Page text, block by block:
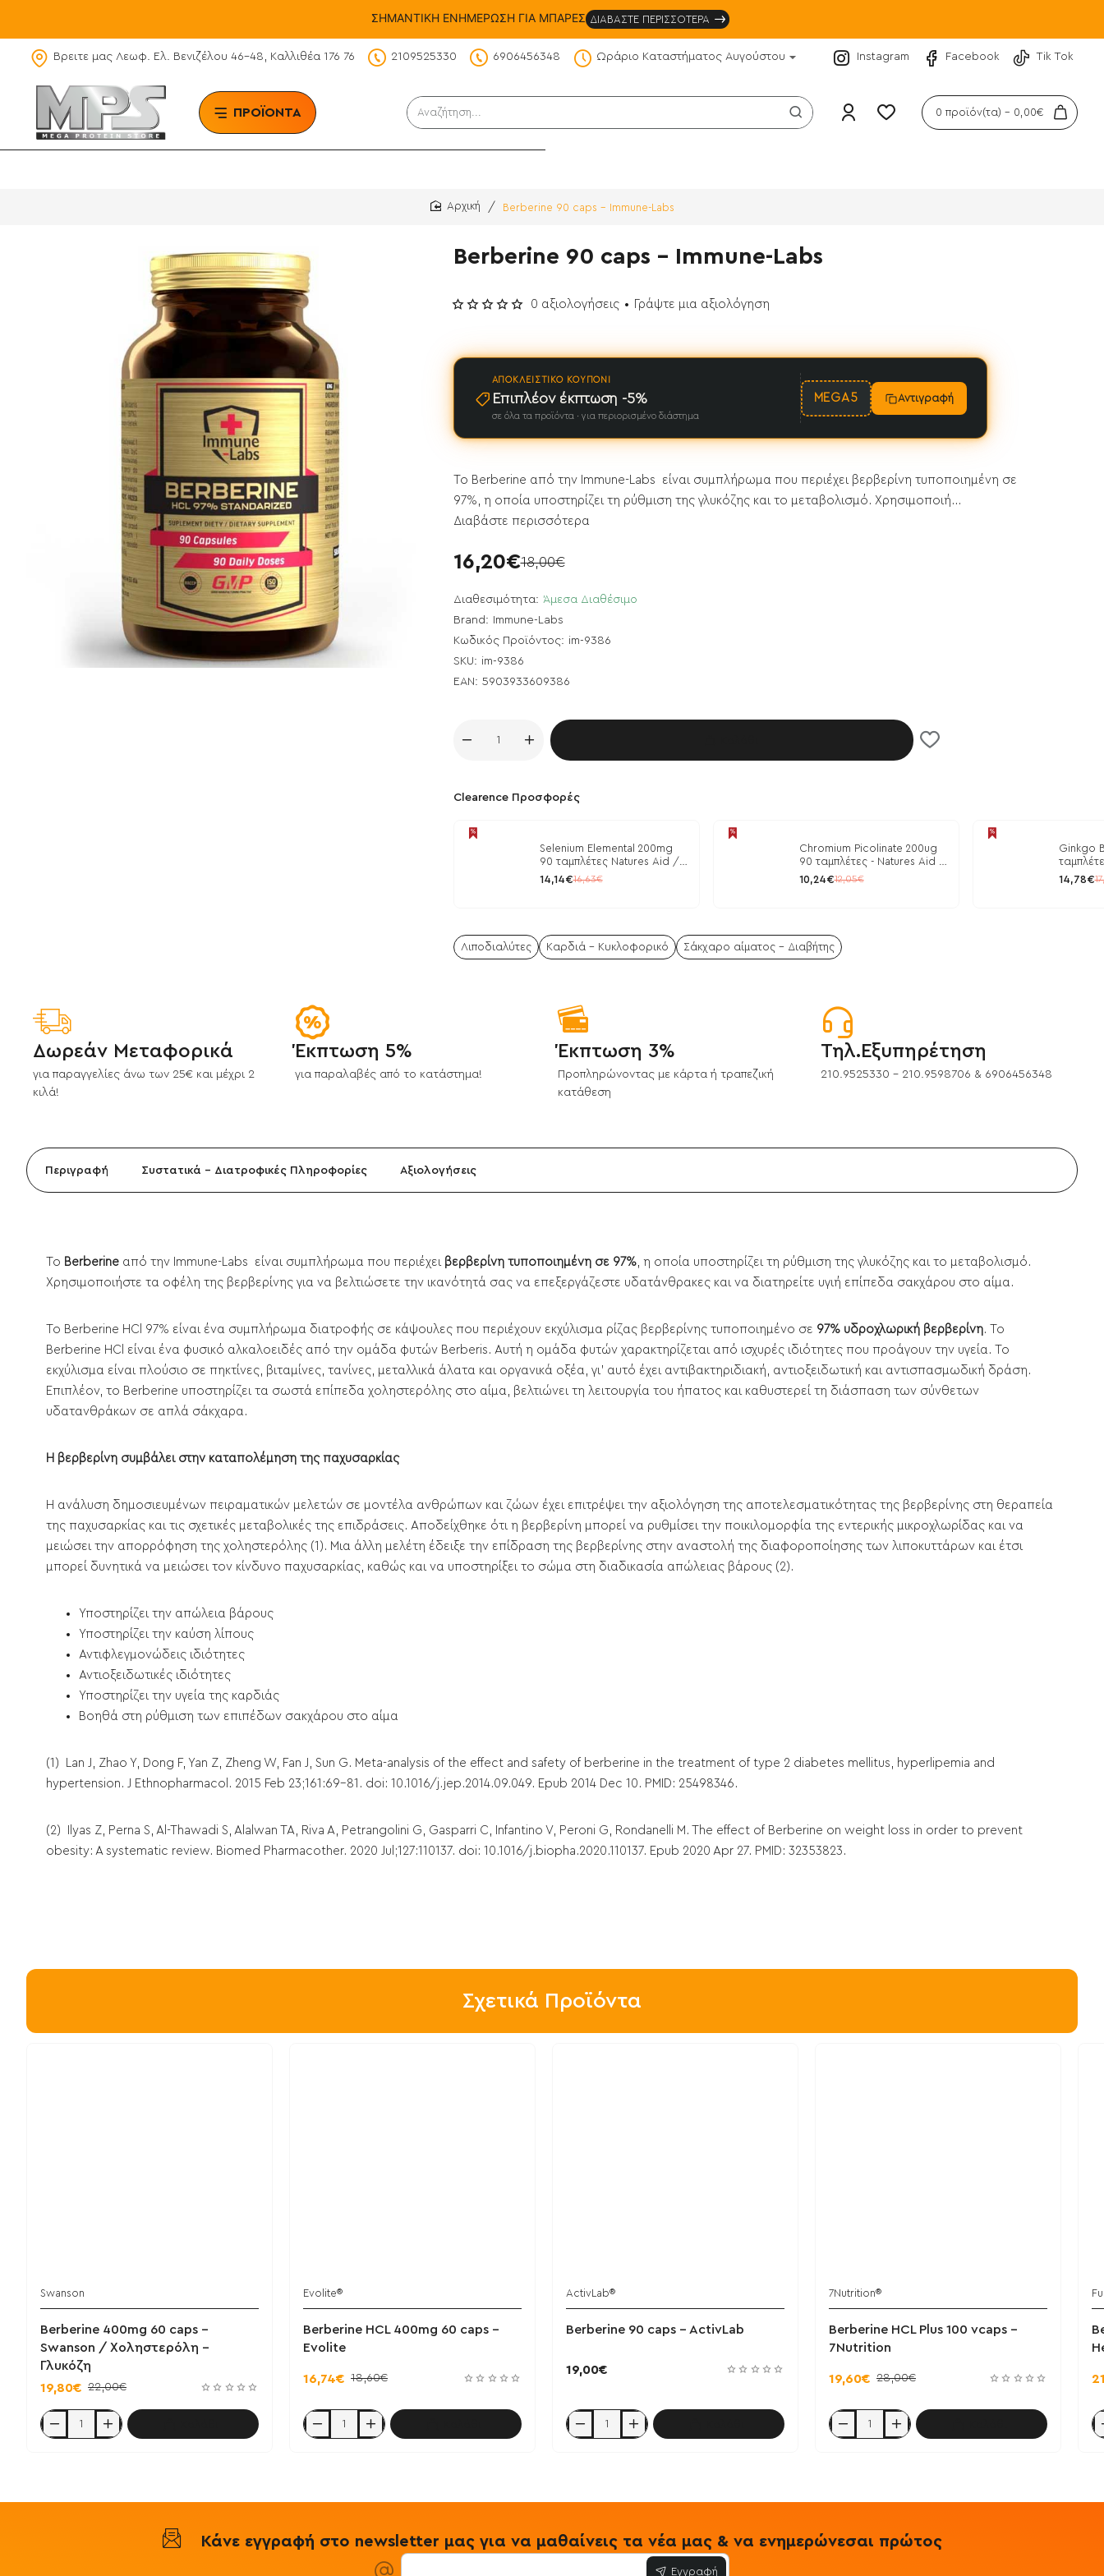
ΣΗΜΑΝΤΙΚΗ ΕΝΗΜΕΡΩΣΗ ΓΙΑ ΜΠΑΡΕΣ ΔΙΑΒΑΣΤΕ ΠΕΡΙΣΣΟΤΕΡΑ
Βρειτε μας Λεωφ. Ελ. Βενιζέλου 46-48, Καλλιθέα 176 76 2109525330 6906456348 Ωράριο Καταστήματος Αυγούστου Instagram Facebook Tik Tok
ΠΡΟΪΟΝΤΑ Αναζήτηση... 0 προϊόν(τα) - 0,00€
Berberine 90 caps - Immune-Labs
Berberine 90 caps - Immune-Labs
ΑΠΟΚΛΕΙΣΤΙΚΌ ΚΟΥΠΌΝΙ
Επιπλέον έκπτωση -5%
σε όλα τα προϊόντα · για περιορισμένο διάστημα
MEGA5 Αντιγραφή
Το Berberine από την Immune-Labs είναι συμπλήρωμα που περιέχει βερβερίνη τυποποιημένη σε
97%, η οποία υποστηρίζει τη ρύθμιση της γλυκόζης και το μεταβολισμό. Χρησιμοποιή...
Διαβάστε περισσότερα
Διαθεσιμότητα: Άμεσα Διαθέσιμο
Brand:
Immune-Labs
Κωδικός Προϊόντος: im-9386
SKU: im-9386
EAN: 5903933609386
0 αξιολογήσεις • Γράψτε μια αξιολόγηση
16,20€18,00€
Clearence Προσφορές
Selenium Elemental 200mg
90 ταμπλέτες Natures Aid /
Μέταλλα
14,14€16,63€
Chromium Picolinate 200ug
90 ταμπλέτες - Natures Aid /
Ρύθμιση Γλυκόζης
10,24€12,05€
Ginkgo
14,78€
Λιποδιαλύτες Καρδιά - Κυκλοφορικό Σάκχαρο αίματος - Διαβήτης
Δωρεάν Μεταφορικά
για παραγγελίες άνω των 25€ και μέχρι 2
κιλά!
Έκπτωση 5%
για παραλαβές από το κατάστημα!
Έκπτωση 3%
Προπληρώνοντας με κάρτα ή τραπεζική
κατάθεση
Τηλ.Εξυπηρέτηση
210.9525330 - 210.9598706 & 6906456348
Περιγραφή Συστατικά - Διατροφικές Πληροφορίες Αξιολογήσεις
Το Berberine από την Immune-Labs είναι συμπλήρωμα που περιέχει βερβερίνη τυποποιημένη σε 97% , η οποία υποστηρίζει τη ρύθμιση της γλυκόζης και το μεταβολισμό.
Χρησιμοποιήστε τα οφέλη της βερβερίνης για να βελτιώσετε την ικανότητά σας να επεξεργάζεστε υδατάνθρακες και να διατηρείτε υγιή επίπεδα σακχάρου στο αίμα.
Το Berberine HCl 97% είναι ένα συμπλήρωμα διατροφής σε κάψουλες που περιέχουν εκχύλισμα ρίζας βερβερίνης τυποποιημένο σε 97% υδροχλωρική βερβερίνη. Το
Berberine HCl είναι ένα φυσικό αλκαλοειδές από την ομάδα φυτών Berberis. Αυτή η ομάδα φυτών χαρακτηρίζεται από ισχυρές ιδιότητες που προάγουν την υγεία. Το
εκχύλισμα είναι πλούσιο σε πηκτίνες, βιταμίνες, τανίνες, μεταλλικά άλατα και οργανικά οξέα, γι' αυτό έχει αντιβακτηριδιακή, αντιοξειδωτική και αντισπασμωδική δράση.
Επιπλέον, το Berberine υποστηρίζει τα σωστά επίπεδα χοληστερόλης στο αίμα, βελτιώνει τη λειτουργία του ήπατος και καθυστερεί τη διάσπαση των σύνθετων
υδατανθράκων σε απλά σάκχαρα.
Η βερβερίνη συμβάλει στην καταπολέμηση της παχυσαρκίας
Η ανάλυση δημοσιευμένων πειραματικών μελετών σε μοντέλα ανθρώπων και ζώων έχει επιτρέψει την αξιολόγηση της αποτελεσματικότητας της βερβερίνης στη θεραπεία
της παχυσαρκίας και τις σχετικές μεταβολικές της επιδράσεις. Αποδείχθηκε ότι η βερβερίνη μπορεί να ρυθμίσει την ποικιλομορφία της εντερικής μικροχλωρίδας και να
μειώσει την απορρόφηση της χοληστερόλης (1). Μια άλλη μελέτη έδειξε την επίδραση της βερβερίνης στην αναστολή της διαφοροποίησης των λιποκυττάρων και έτσι
μπορεί δυνητικά να μειώσει τον κίνδυνο παχυσαρκίας, καθώς και να υποστηρίξει το σώμα στη διαδικασία απώλειας βάρους (2).
Υποστηρίζει την απώλεια βάρους
Υποστηρίζει την καύση λίπους
Αντιφλεγμονώδεις ιδιότητες
Αντιοξειδωτικές ιδιότητες
Υποστηρίζει την υγεία της καρδιάς
Βοηθά στη ρύθμιση των επιπέδων σακχάρου στο αίμα
(1) Lan J, Zhao Y, Dong F, Yan Z, Zheng W, Fan J, Sun G. Meta-analysis of the effect and safety of berberine in the treatment of type 2 diabetes mellitus, hyperlipemia and
hypertension. J Ethnopharmacol. 2015 Feb 23;161:69-81. doi: 10.1016/j.jep.2014.09.049. Epub 2014 Dec 10. PMID: 25498346.
(2) Ilyas Z, Perna S, Al-Thawadi S, Alalwan TA, Riva A, Petrangolini G, Gasparri C, Infantino V, Peroni G, Rondanelli M. The effect of Berberine on weight loss in order to prevent
obesity: A systematic review. Biomed Pharmacother. 2020 Jul;127:110137. doi: 10.1016/j.biopha.2020.110137. Epub 2020 Apr 27. PMID: 32353823.
Σχετικά Προϊόντα
Swanson
Berberine 400mg 60 caps -
Swanson / Χοληστερόλη -
Γλυκόζη
19,80€ 22,00€
Berberine
400mg
Evolite®
Berberine HCL 400mg 60 caps -
Evolite
16,74€ 18,60€
Berberine
HCL
ActivLab®
Berberine 90 caps - ActivLab
19,00€
Berberine
90
7Nutrition®
Berberine HCL Plus 100 vcaps -
7Nutrition
19,60€ 28,00€
Berberine
HCL
Κάνε εγγραφή στο newsletter μας για να μαθαίνεις τα νέα μας & να ενημερώνεσαι πρώτος
Εγγραφή